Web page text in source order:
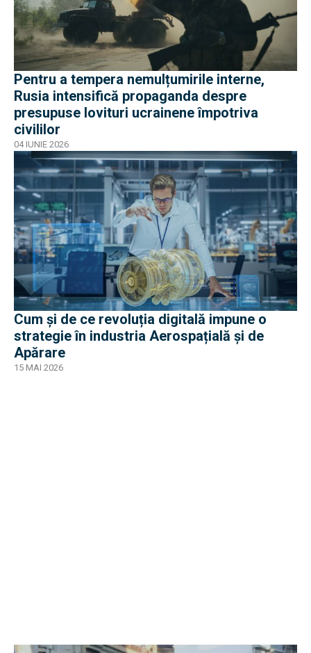
Pentru a tempera nemulțumirile interne,
Rusia intensifică propaganda despre
presupuse lovituri ucrainene împotriva
civililor
04 IUNIE 2026
Cum și de ce revoluția digitală impune o
strategie în industria Aerospațială și de
Apărare
15 MAI 2026